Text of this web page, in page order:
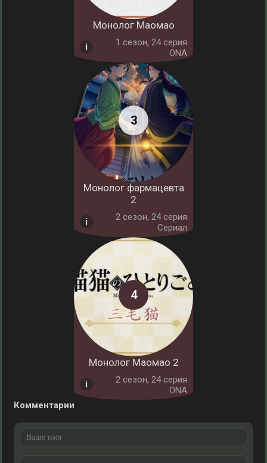
Монолог Маомао
1 cезон, 24 серия
ONA
Монолог фармацевта
2
2 cезон, 24 серия
Сериал
Монолог Маомао 2
2 cезон, 24 серия
ONA
Комментарии